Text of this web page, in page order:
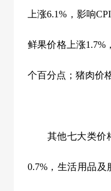
上涨6.1% ，影响CPI
鲜果价格上涨1.7%
个百分点；猪肉价
其他七大类价格
0.7% ，生活用品